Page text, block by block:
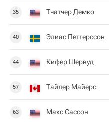
35 Тчатчер Демко
40 Элиас Петтерссон
44 Кифер Шервуд
57 Тайлер Майерс
63 Макс Сассон